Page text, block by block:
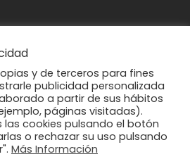
y de terceros para fines
publicidad personalizada
a partir de sus hábitos
páginas visitadas).
cookies pulsando el botón
o rechazar su uso pulsando
Más Información